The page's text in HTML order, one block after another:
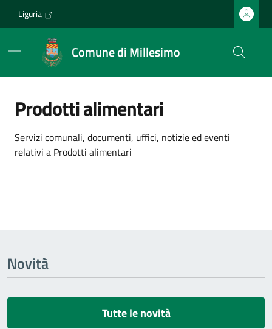
Liguria
Comune di Millesimo
Prodotti alimentari
Dettagli dell'argomento
Servizi comunali, documenti, uffici, notizie ed eventi
relativi a Prodotti alimentari
Novità
Tutte le novità